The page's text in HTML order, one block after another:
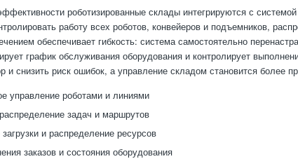
роботизированные склады интегрируются с
работу всех роботов, конвейеров и подъемников,
обеспечивает гибкость: система самостоятельно
график обслуживания оборудования и контролирует
и снизить риск ошибок, а управление складом становится более
управление роботами и линиями
задач и маршрутов
и распределение ресурсов
заказов и состояния оборудования